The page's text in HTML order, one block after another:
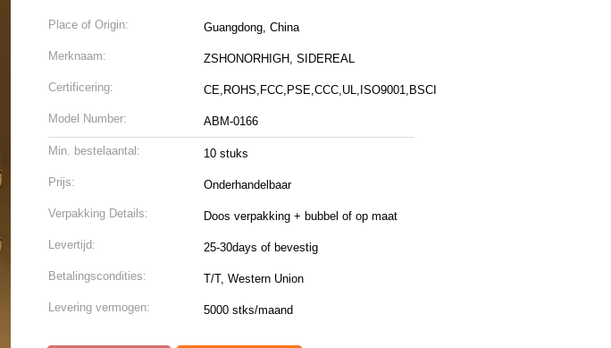
Place of Origin: Guangdong, China
Merknaam: ZSHONORHIGH, SIDEREAL
Certificering: CE,ROHS,FCC,PSE,CCC,UL,ISO9001,BSCI
Model Number: ABM-0166
Min. bestelaantal: 10 stuks
Prijs: Onderhandelbaar
Verpakking Details: Doos verpakking + bubbel of op maat
Levertijd: 25-30days of bevestig
Betalingscondities: T/T, Western Union
Levering vermogen: 5000 stks/maand